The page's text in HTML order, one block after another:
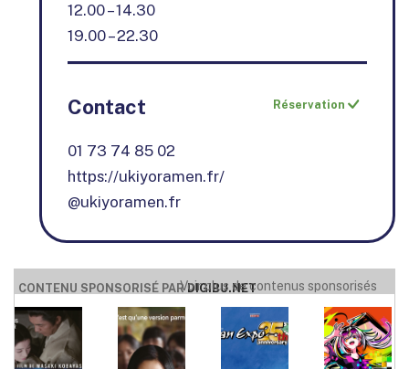
12.00 – 14.30
19.00 – 22.30
Contact Réservation
01 73 74 85 02
https://ukiyoramen.fr/
@ukiyoramen.fr
CONTENU SPONSORISÉ PARDIGIBU.NET
Voir plus de contenus sponsorisés